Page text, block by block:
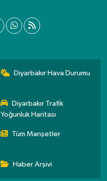
Diyarbakır Hava Durumu
Diyarbakır Trafik
Yoğunluk Haritası
Tüm Manşetler
Haber Arşivi